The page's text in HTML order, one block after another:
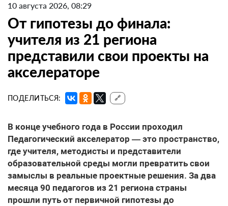
10 августа 2026, 08:29
От гипотезы до финала:
учителя из 21 региона
представили свои проекты на
акселераторе
ПОДЕЛИТЬСЯ: 🔗
В конце учебного года в России проходил
Педагогический акселератор — это пространство,
где учителя, методисты и представители
образовательной среды могли превратить свои
замыслы в реальные проектные решения. За два
месяца 90 педагогов из 21 региона страны
прошли путь от первичной гипотезы до